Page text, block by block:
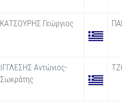
ΚΑΤΣΟΥΡΗΣ Γεώργιος
ΙΓΓΛΕΣΗΣ Αντώνιος-
Σωκράτης